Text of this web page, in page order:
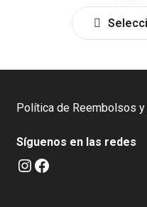
Política de Reembolsos
Síguenos en las redes
Instagram
Facebook